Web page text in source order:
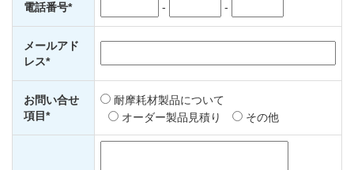
電話番号* - -
メールアド
レス*
お問い合せ
項目*
耐摩耗材製品について
オーダー製品見積り
その他